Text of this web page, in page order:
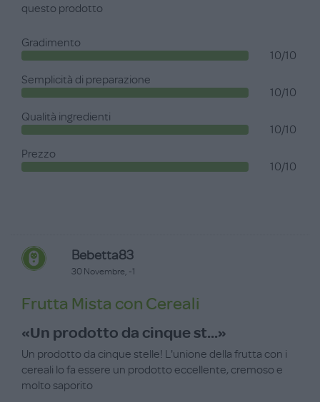
questo prodotto
Gradimento
10/10
Semplicità di preparazione
10/10
Qualità ingredienti
10/10
Prezzo
10/10
Bebetta83
30 Novembre, -1
Frutta Mista con Cereali
«Un prodotto da cinque st...»
Un prodotto da cinque stelle! L'unione della frutta con i
cereali lo fa essere un prodotto eccellente, cremoso e
molto saporito